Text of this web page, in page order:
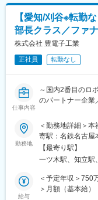
■企業の特徴・強
自社工場を保有し
体制を強みとして
カーとの長年の
スマート工場化に
きる企業です。
・転勤なしで腰を
・平均残業20時
変更の範囲：会社
水道や環境など人
り、浄水場および
ど目に見えないと
九州内では電力会
の開発にも貢献し
■業務の特徴
◎大規模プロジェ
◎元請け案件が9
感を持って携われ
■魅力
数十億円単位の
スキルを活かし
【愛知/刈谷※転勤
部長クラス／ファ
株式会社 豊電子工業
正社員 転勤なし
仕事内容
～国内2番目のロ
のパートナー企業
■職務概要：
ファナック株式
て、産業用ロボ
車メーカー向け
バーマネジメン
■職務詳細：
勤務地
＜勤務地詳細＞
寄駅：名鉄名古屋
【最寄り駅】
一ツ木駅、知立駅
給与
＜予定年収＞750
＞月額（基本給